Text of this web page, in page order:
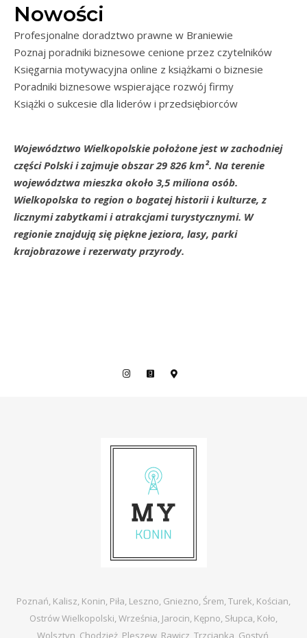
Nowości
Profesjonalne doradztwo prawne w Braniewie
Poznaj poradniki biznesowe cenione przez czytelników
Księgarnia motywacyjna online z książkami o biznesie
Poradniki biznesowe wspierające rozwój firmy
Książki o sukcesie dla liderów i przedsiębiorców
Województwo Wielkopolskie położone jest w zachodniej
części Polski i zajmuje obszar 29 826 km². Na terenie
województwa mieszka około 3,5 miliona osób.
Wielkopolska to region o bogatej historii i kulturze, z
licznymi zabytkami i atrakcjami turystycznymi. W
regionie znajdują się piękne jeziora, lasy, parki
krajobrazowe i rezerwaty przyrody.
Poznań, Kalisz, Konin, Piła, Leszno, Gniezno, Śrem, Turek, Kościan,
Ostrów Wielkopolski, Września, Jarocin, Kępno, Słupca, Koło,
Wolsztyn, Chodzież, Pleszew, Rawicz, Trzcianka, Gostyń,